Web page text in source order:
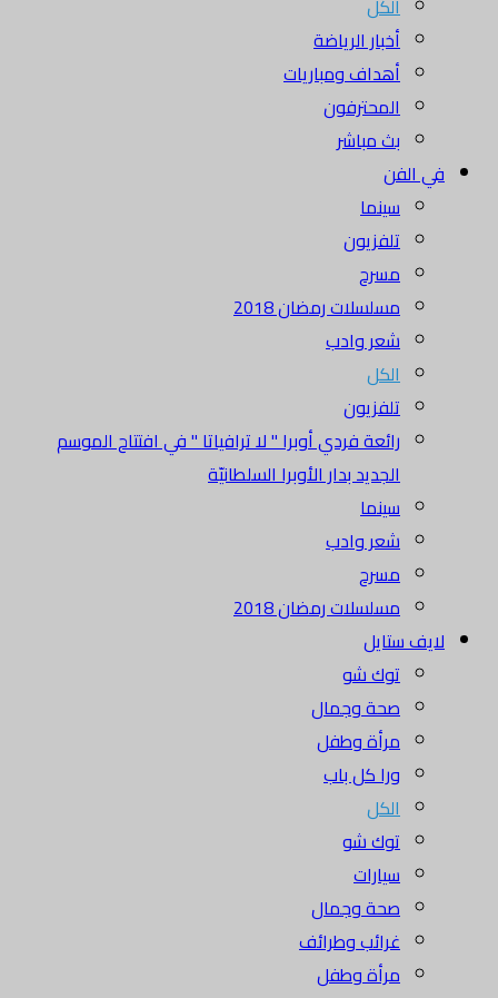
الكل
أخبار الرياضة
أهداف ومباريات
المحترفون
بث مباشر
في الفن
سينما
تلفزيون
مسرح
مسلسلات رمضان 2018
شعر وادب
الكل
تلفزيون
رائعة فردي أوبرا " لا ترافياتا " في افتتاح الموسم
الجديد بدار الأوبرا السلطانيّة
سينما
شعر وادب
مسرح
مسلسلات رمضان 2018
لايف ستايل
توك شو
صحة وجمال
مرأة وطفل
ورا كل باب
الكل
توك شو
سيارات
صحة وجمال
غرائب وطرائف
مرأة وطفل